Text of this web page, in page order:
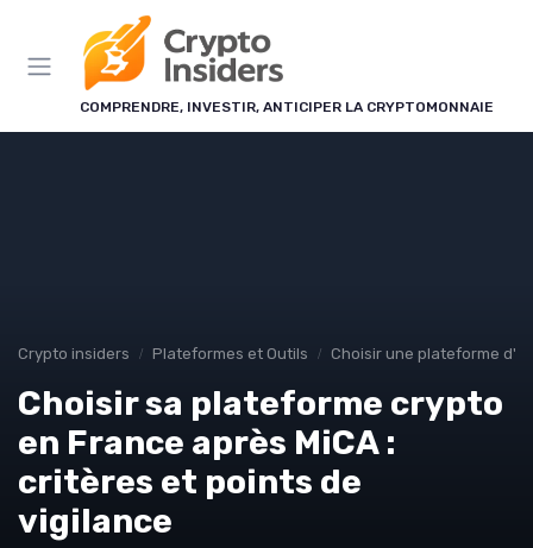
COMPRENDRE, INVESTIR, ANTICIPER LA CRYPTOMONNAIE
Crypto insiders Plateformes et Outils Choisir une plateforme
Choisir sa plateforme crypto
en France après MiCA :
critères et points de
vigilance
Panneau de gestion des cookies